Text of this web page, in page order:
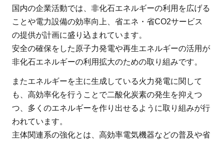
り
組
む
べ
き
問
国内の企業活動では、非化石エネルギーの利用を広げる
ことや電力設備の効率向上、省エネ・省CO2サービス
の提供が計画に盛り込まれています。
安全の確保をした原子力発電や再生エネルギーの活用が
非化石エネルギーの利用拡大のための取り組みです。
またエネルギーを主に生成している火力発電に関して
も、高効率化を行うことで二酸化炭素の発生を抑えつ
つ、多くのエネルギーを作り出せるように取り組みが行
われています。
主体関連系の強化とは、高効率電気機器などの普及や省